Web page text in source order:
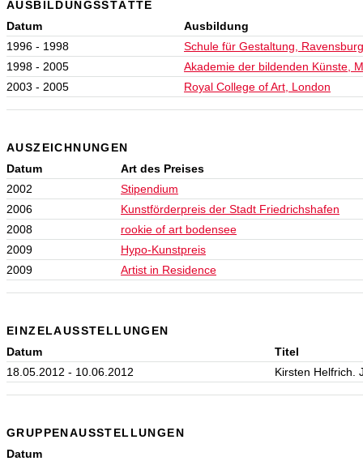
AUSBILDUNGSSTÄTTE
Datum
Ausbildung
1996 - 1998
Schule für Gestaltung, Ravensburg
1998 - 2005
Akademie der bildenden Künste,
2003 - 2005
Royal College of Art, London
AUSZEICHNUNGEN
Datum
Art des Preises
2002
Stipendium
2006
Kunstförderpreis der Stadt Friedrichshafen
2008
rookie of art bodensee
2009
Hypo-Kunstpreis
2009
Artist in Residence
EINZELAUSSTELLUNGEN
Datum
Titel
18.05.2012 - 10.06.2012
Kirsten Helfrich.
GRUPPENAUSSTELLUNGEN
Datum